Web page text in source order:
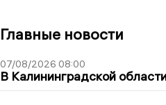
Главные новости
07/08/2026 08:00
В Калининградской